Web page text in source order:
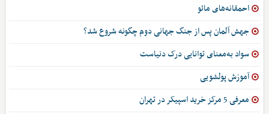
احمقانه‌های مائو
جهش آلمان پس از جنگ جهانی دوم چگونه شروع شد؟
سواد به‌معنای توانایی درک دنیاست
آموزش پولشویی
معرفی 5 مرکز خرید اسپیکر در تهران